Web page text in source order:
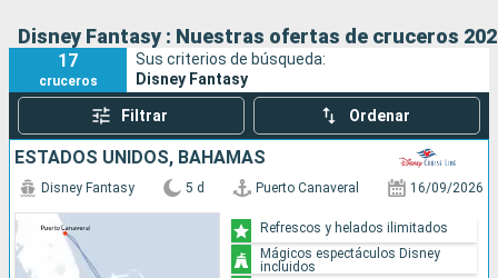
metros de largo, 37 metros de ancho y tiene un tonelaje de
129.690 toneladas. Sus líneas rinden homenaje a los míticos
transatlánticos de los años 30.
Disney Fantasy : Nuestras ofertas de cruceros
17
cruceros
Sus criterios de búsqueda:
Disney Fantasy
Filtrar Ordenar
ESTADOS UNIDOS, BAHAMAS
Disney Fantasy 5 d Puerto Canaveral 16/09/2026
Refrescos y helados ilimitados
Mágicos espectáculos Disney
incluidos